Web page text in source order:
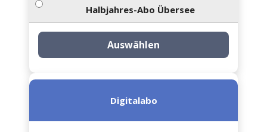
Halbjahres-Abo Übersee
Auswählen
Digitalabo